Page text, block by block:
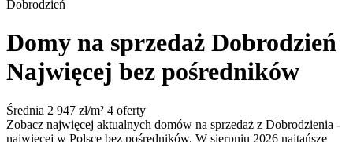
Dobrodzień
Domy na sprzedaż Dobrodzień
Najwięcej bez pośredników
Średnia 2 947 zł/m² 4 oferty
Zobacz najwięcej aktualnych domów na sprzedaż z Dobrodzienia -
najwięcej w Polsce bez pośredników. W sierpniu 2026 najtańsze